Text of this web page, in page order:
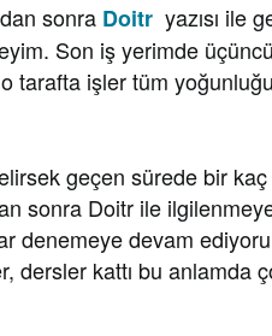
sonra Doitr yazısı ile
Son iş yerimde
tarafta işler tüm
geçen sürede bir
sonra Doitr ile
denemeye devam
dersler kattı bu anlamda